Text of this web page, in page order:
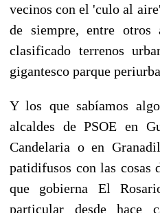
vecinos con el 'culo al
de siempre, entre
clasificado terrenos
gigantesco parque
Y los que sabíamos
alcaldes de PSOE en
Candelaria o en
patidifusos con las cosas
que gobierna El
particular desde hace